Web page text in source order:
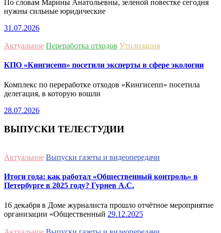
По словам Марины Анатольевны, зеленой повестке сегодня
нужны сильные юридические
31.07.2026
Актуальное Переработка отходов Утилизация
КПО «Кингисепп» посетили эксперты в сфере экологии
Комплекс по переработке отходов «Кингисепп» посетила
делегация, в которую вошли
28.07.2026
ВЫПУСКИ ТЕЛЕСТУДИИ
Актуальное Выпуски газеты и видеопередачи
Итоги года: как работал «Общественный контроль» в
Петербурге в 2025 году? Гурнев А.С.
16 декабря в Доме журналиста прошло отчётное мероприятие
организации «Общественный 29.12.2025